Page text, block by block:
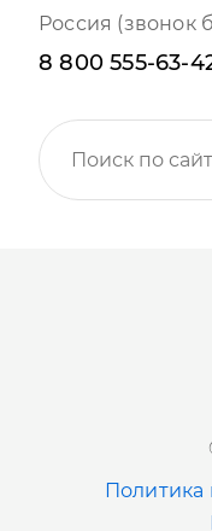
Политика
Россия (звонок
8 800 555-63-
+7 (383) 207-